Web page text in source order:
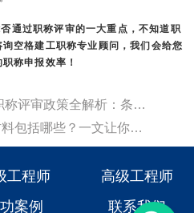
通过职称评审的一大重点，不知道职
询空格建工职称专业顾问，我们会给您
称申报效率！
上一篇:2026年广东中高级职称评审政策全解析：条件、流程与实操指南
下一篇:广东职称业绩证明材料包括哪些？一文让你知晓！
工程师
高级工程师
案例 联系我们